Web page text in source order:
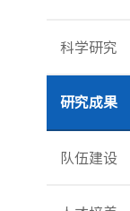
科学研究
研究成果
队伍建设